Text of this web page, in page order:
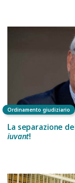
Ordinamento giudiziario
La separazione
iuvant!